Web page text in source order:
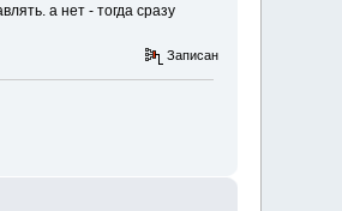
а нет - тогда сразу
Записан